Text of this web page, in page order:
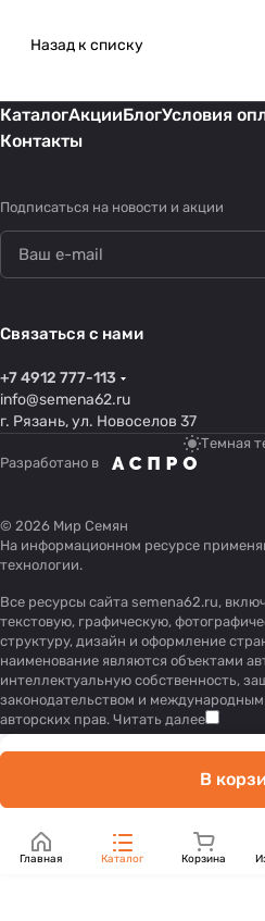
Назад к списку
КаталогАкцииБлогУсловия
Контакты
Подписаться на новости и акции
Связаться с нами
+7 4912 777-113
info@semena62.ru
г. Рязань, ул. Новоселов 37
Темная
Разработано в
© 2026 Мир Семян
На информационном ресурсе
технологии.
Все ресурсы сайта semena62.ru,
текстовую, графическую,
структуру, дизайн и оформление
наименование являются объектами
интеллектуальную собственность,
законодательством и
авторских прав. Читать далее
В
Главная Каталог Корзина